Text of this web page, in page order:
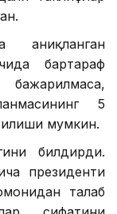
аниқланган
бартараф
5
мумкин.
билдирди.
президенти
талаб